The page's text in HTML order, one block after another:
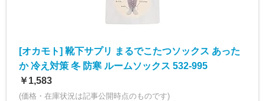
[オカモト] 靴下サプリ まるでこたつソックス あった
か 冷え対策 冬 防寒 ルームソックス 532-995
￥1,583
(価格・在庫状況は記事公開時点のものです)